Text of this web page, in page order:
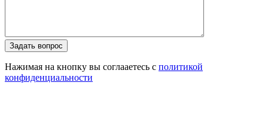
Задать вопрос
Нажимая на кнопку вы соглааетесь с политикой
конфиденциальности